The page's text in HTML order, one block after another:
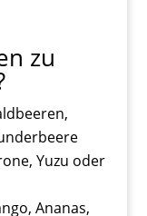
zu
Yuzu oder
Ananas,